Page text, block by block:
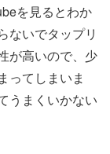
を見るとわか
ないでタップリ
が高いので、少
ってしまいま
うまくいかない